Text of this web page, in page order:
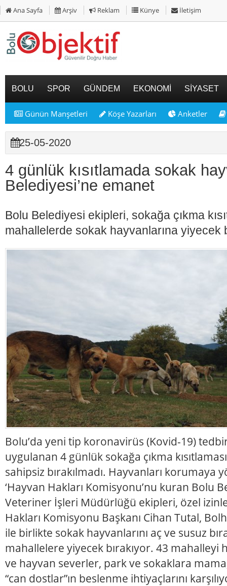
Ana Sayfa Arşiv Reklam Künye İletişim
BOLU SPOR GÜNDEM EKONOMİ SİYASET
Günün Manşetleri Köşe Yazarları Anketler
25-05-2020
4 günlük kısıtlamada sokak
Belediyesi’ne emanet
Bolu Belediyesi ekipleri, sokağa çıkma
mahallelerde sokak hayvanlarına yiyecek
Bolu’da yeni tip koronavirüs (Kovid-19)
uygulanan 4 günlük sokağa çıkma
sahipsiz bırakılmadı. Hayvanları korumaya
‘Hayvan Hakları Komisyonu’nu kuran Bolu
Veteriner İşleri Müdürlüğü ekipleri, özel
Hakları Komisyonu Başkanı Cihan Tutal,
ile birlikte sokak hayvanlarını aç ve susuz
mahallelere yiyecek bırakıyor. 43
ve hayvan severler, park ve sokaklara
“can dostlar”ın beslenme ihtiyaçlarını